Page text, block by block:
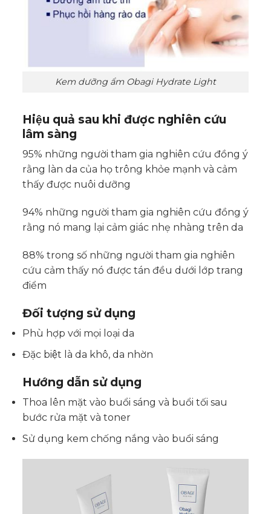
Kem dưỡng ẩm Obagi Hydrate Light
Hiệu quả sau khi được nghiên cứu
lâm sàng
95% những người tham gia nghiên cứu đồng ý
rằng làn da của họ trông khỏe mạnh và cảm
thấy được nuôi dưỡng
94% những người tham gia nghiên cứu đồng ý
rằng nó mang lại cảm giác nhẹ nhàng trên da
88% trong số những người tham gia nghiên
cứu cảm thấy nó được tán đều dưới lớp trang
điểm
Đối tượng sử dụng
Phù hợp với mọi loại da
Đặc biệt là da khô, da nhờn
Hướng dẫn sử dụng
Thoa lên mặt vào buổi sáng và buổi tối sau
bước rửa mặt và toner
Sử dụng kem chống nắng vào buổi sáng